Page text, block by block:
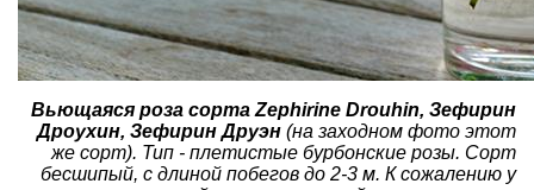
Вьющаяся роза сорта Zephirine Drouhin, Зефирин
Дроухин, Зефирин Друэн (на заходном фото этот
же сорт). Тип - плетистые бурбонские розы. Сорт
бесшипый, с длиной побегов до 2-3 м. К сожалению у